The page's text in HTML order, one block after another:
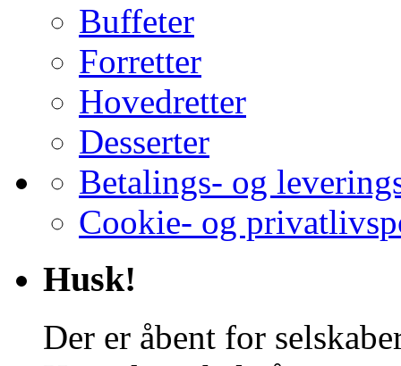
Buffeter
Forretter
Hovedretter
Desserter
Betalings- og
Cookie- og
Husk!
Der er åbent for